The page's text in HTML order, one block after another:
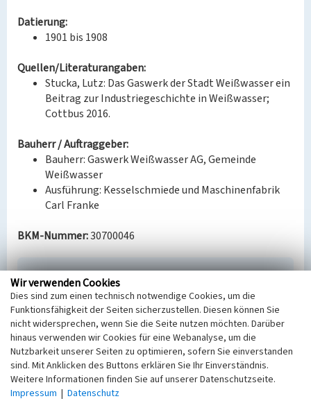
Datierung:
1901 bis 1908
Quellen/Literaturangaben:
Stucka, Lutz: Das Gaswerk der Stadt Weißwasser ein
Beitrag zur Industriegeschichte in Weißwasser;
Cottbus 2016.
Bauherr / Auftraggeber:
Bauherr: Gaswerk Weißwasser AG, Gemeinde
Weißwasser
Ausführung: Kesselschmiede und Maschinenfabrik
Carl Franke
BKM-Nummer:30700046
Gaswerk Weißwasser
Schlagwörter
Gaswerk
Straße / Hausnummer
Gablenzer Weg
Ort
Weißwasser/O.L., Stadt
Fachsicht(en)
Wir verwenden Cookies
Dies sind zum einen technisch notwendige Cookies, um die
Funktionsfähigkeit der Seiten sicherzustellen. Diesen können Sie
nicht widersprechen, wenn Sie die Seite nutzen möchten. Darüber
hinaus verwenden wir Cookies für eine Webanalyse, um die
Nutzbarkeit unserer Seiten zu optimieren, sofern Sie einverstanden
sind. Mit Anklicken des Buttons erklären Sie Ihr Einverständnis.
Weitere Informationen finden Sie auf unserer Datenschutzseite.
Impressum | Datenschutz